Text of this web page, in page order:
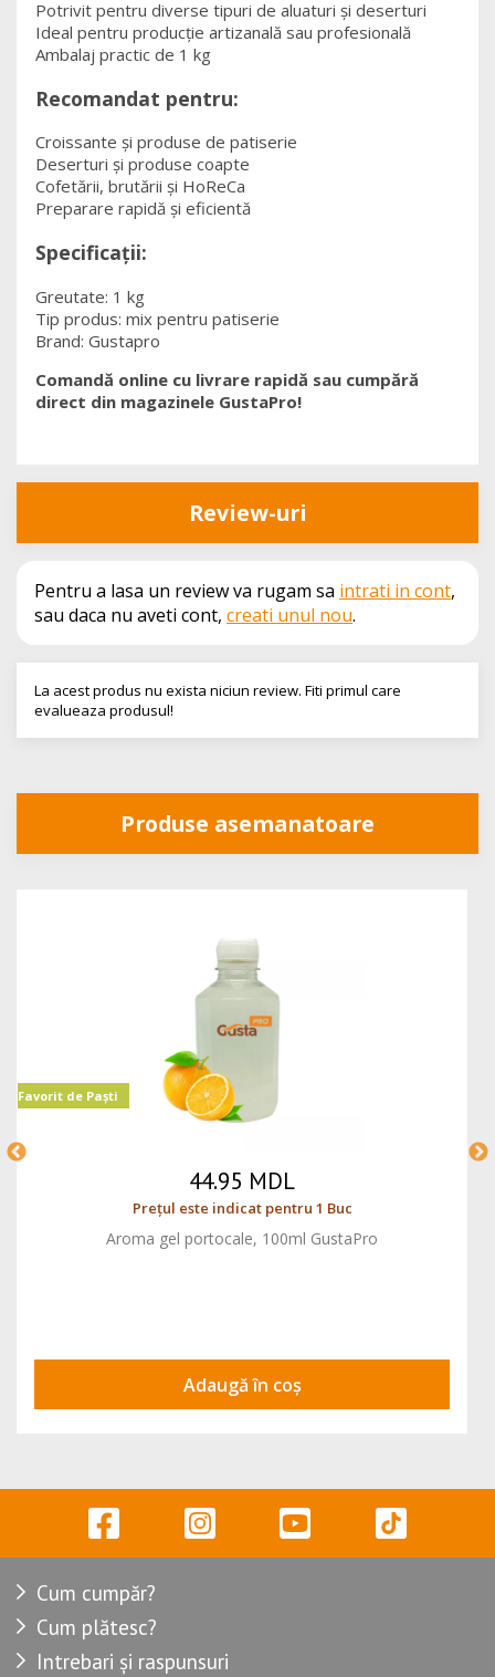
Potrivit pentru diverse tipuri de aluaturi și deserturi
Ideal pentru producție artizanală sau profesională
Ambalaj practic de 1 kg
Recomandat pentru:
Croissante și produse de patiserie
Deserturi și produse coapte
Cofetării, brutării și HoReCa
Preparare rapidă și eficientă
Specificații:
Greutate: 1 kg
Tip produs: mix pentru patiserie
Brand: Gustapro
Comandă online cu livrare rapidă sau cumpără
direct din magazinele GustaPro!
Review-uri
Pentru a lasa un review va rugam sa intrati in cont,
sau daca nu aveti cont, creati unul nou.
La acest produs nu exista niciun review. Fiti primul care
evalueaza produsul!
Produse asemanatoare
Favorit de Paști
44.95 MDL
Prețul este indicat pentru 1 Buc
Aroma gel portocale, 100ml GustaPro
Adaugă în coș
Cum cumpăr?
Cum plătesc?
Intrebari și raspunsuri